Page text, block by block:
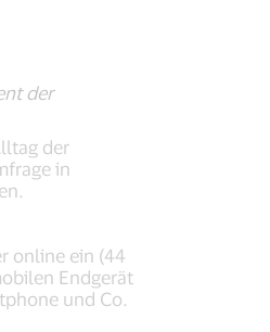
der
der
in
online ein (44
Endgerät
und Co.